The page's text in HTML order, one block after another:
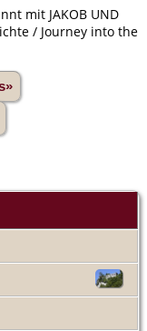
mit JAKOB UND
/ Journey into the